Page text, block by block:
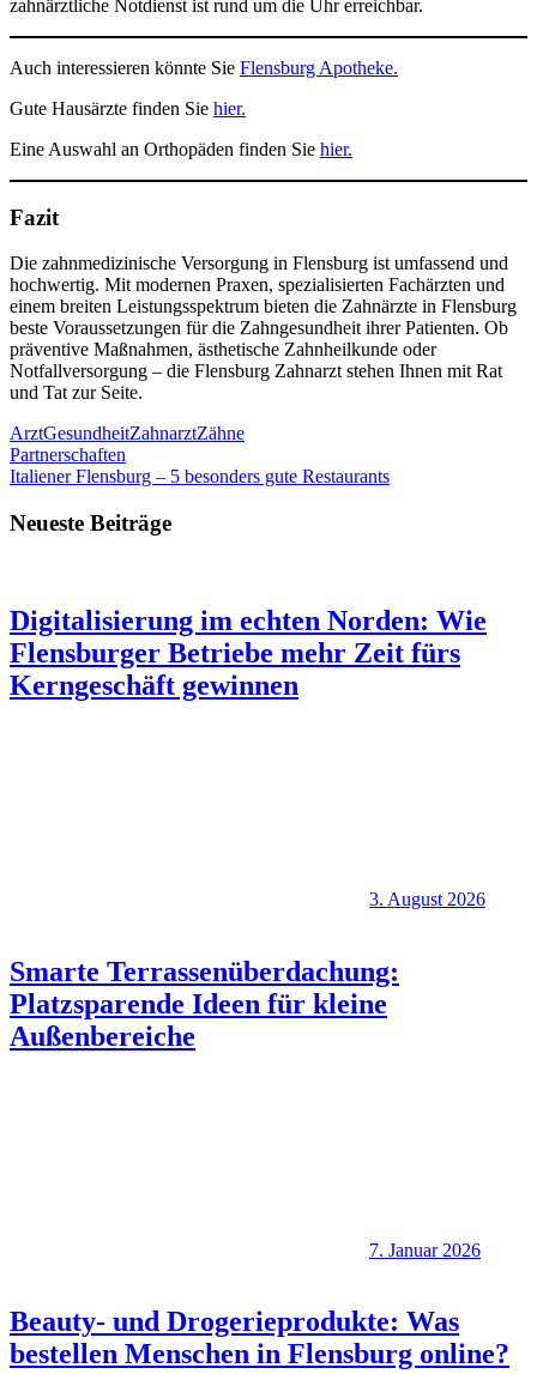
zahnärztliche Notdienst ist rund um die Uhr erreichbar.
Auch interessieren könnte Sie Flensburg Apotheke.
Gute Hausärzte finden Sie hier.
Eine Auswahl an Orthopäden finden Sie hier.
Fazit
Die zahnmedizinische Versorgung in Flensburg ist umfassend und
hochwertig. Mit modernen Praxen, spezialisierten Fachärzten und
einem breiten Leistungsspektrum bieten die Zahnärzte in Flensburg
beste Voraussetzungen für die Zahngesundheit ihrer Patienten. Ob
präventive Maßnahmen, ästhetische Zahnheilkunde oder
Notfallversorgung – die Flensburg Zahnarzt stehen Ihnen mit Rat
und Tat zur Seite.
ArztGesundheitZahnarztZähne
Beitragsnavigation
Vorheriger
Beitrag:
Partnerschaften
Nächster
Italiener Flensburg – 5 besonders gute Restaurants
Neueste Beiträge
Digitalisierung im echten Norden: Wie
Flensburger Betriebe mehr Zeit fürs
Kerngeschäft gewinnen
3. August 2026
Smarte Terrassenüberdachung:
Platzsparende Ideen für kleine
Außenbereiche
7. Januar 2026
Beauty- und Drogerieprodukte: Was
bestellen Menschen in Flensburg online?